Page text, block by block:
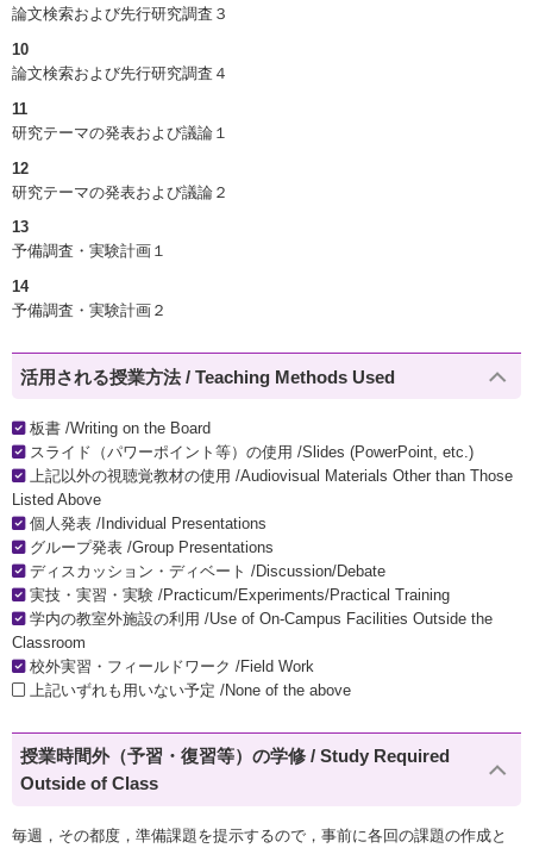
論文検索および先行研究調査３
10
論文検索および先行研究調査４
11
研究テーマの発表および議論１
12
研究テーマの発表および議論２
13
予備調査・実験計画１
14
予備調査・実験計画２
活用される授業方法 / Teaching Methods Used
板書 /Writing on the Board
スライド（パワーポイント等）の使用 /Slides (PowerPoint, etc.)
上記以外の視聴覚教材の使用 /Audiovisual Materials Other than Those
Listed Above
個人発表 /Individual Presentations
グループ発表 /Group Presentations
ディスカッション・ディベート /Discussion/Debate
実技・実習・実験 /Practicum/Experiments/Practical Training
学内の教室外施設の利用 /Use of On-Campus Facilities Outside the
Classroom
校外実習・フィールドワーク /Field Work
上記いずれも用いない予定 /None of the above
授業時間外（予習・復習等）の学修 / Study Required
Outside of Class
毎週，その都度，準備課題を提示するので，事前に各回の課題の作成と